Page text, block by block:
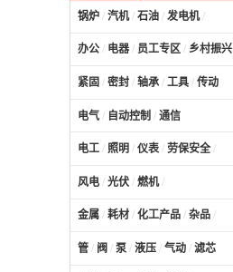
锅炉 / 汽机/ 石油 / 发电机/
办公 / 电器 / 员工专区 / 乡村振兴
紧固 / 密封 / 轴承 / 工具 / 传动
电气 / 自动控制 / 通信
电工 / 照明 / 仪表 / 劳保安全 /
风电 / 光伏 / 燃机/
金属 / 耗材 / 化工产品 / 杂品 /
管 / 阀 / 泵 / 液压 / 气动 / 滤芯